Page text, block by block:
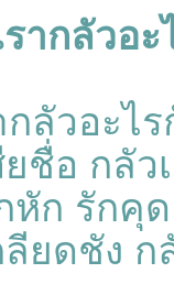
ากลัวอ
กลัวอะไ
ยชื่อ กลั
หัก รักคุ
ลียดชัง